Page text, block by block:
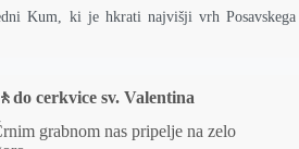
Kum, ki je hkrati najvišji vrh Posavskega
cerkvice sv. Valentina